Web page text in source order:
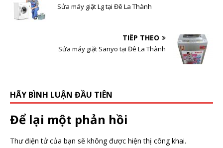
Sửa máy giặt Lg tại Đê La Thành
TIẾP THEO
Sửa máy giặt Sanyo tại Đê La Thành
HÃY BÌNH LUẬN ĐẦU TIÊN
Để lại một phản hồi
Thư điện tử của bạn sẽ không được hiện thị công khai.